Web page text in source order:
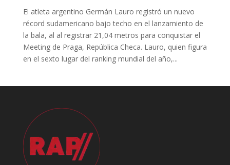
El atleta argentino Germán Lauro registró un nuevo
récord sudamericano bajo techo en el lanzamiento de
la bala, al al registrar 21,04 metros para conquistar el
Meeting de Praga, República Checa. Lauro, quien figura
en el sexto lugar del ranking mundial del año,...